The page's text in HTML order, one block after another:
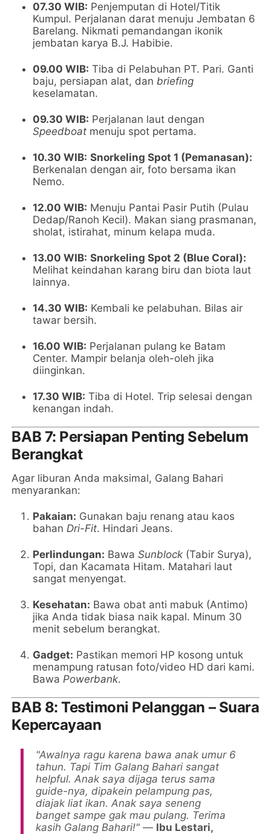
07.30 WIB: Penjemputan di Hotel/Titik
Kumpul. Perjalanan darat menuju Jembatan 6
Barelang. Nikmati pemandangan ikonik
jembatan karya B.J. Habibie.
09.00 WIB: Tiba di Pelabuhan PT. Pari. Ganti
baju, persiapan alat, danbriefing
keselamatan.
09.30 WIB: Perjalanan laut dengan
Speedboat menuju spot pertama.
10.30 WIB: Snorkeling Spot 1 (Pemanasan):
Berkenalan dengan air, foto bersama ikan
Nemo.
12.00 WIB: Menuju Pantai Pasir Putih (Pulau
Dedap/Ranoh Kecil). Makan siang prasmanan,
sholat, istirahat, minum kelapa muda.
13.00 WIB: Snorkeling Spot 2 (Blue Coral):
Melihat keindahan karang biru dan biota laut
lainnya.
14.30 WIB: Kembali ke pelabuhan. Bilas air
tawar bersih.
16.00 WIB: Perjalanan pulang ke Batam
Center. Mampir belanja oleh-oleh jika
diinginkan.
17.30 WIB: Tiba di Hotel. Trip selesai dengan
kenangan indah.
BAB 7: Persiapan Penting Sebelum
Berangkat
Agar liburan Anda maksimal, Galang Bahari
menyarankan:
Pakaian: Gunakan baju renang atau kaos
bahanDri-Fit. Hindari Jeans.
Perlindungan: BawaSunblock (Tabir Surya),
Topi, dan Kacamata Hitam. Matahari laut
sangat menyengat.
Kesehatan: Bawa obat anti mabuk (Antimo)
jika Anda tidak biasa naik kapal. Minum 30
menit sebelum berangkat.
Gadget: Pastikan memori HP kosong untuk
menampung ratusan foto/video HD dari kami.
BawaPowerbank.
BAB 8: Testimoni Pelanggan – Suara
Kepercayaan
"Awalnya ragu karena bawa anak umur 6
tahun. Tapi Tim Galang Bahari sangat
helpful. Anak saya dijaga terus sama
guide-nya, dipakein pelampung pas,
diajak liat ikan. Anak saya seneng
banget sampe gak mau pulang. Terima
kasih Galang Bahari!" — Ibu Lestari,